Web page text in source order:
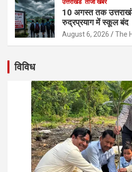
उत्तराखंड ताजा खबरें
10 अगस्त तक
रुद्रप्रयाग में स्कूल बंद
August 6, 2026 The
विविध